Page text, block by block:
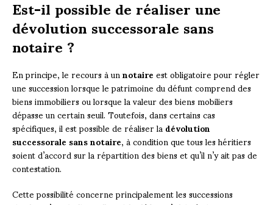
dévolution successorale sans
notaire ?
En principe, le recours à unnotaireest obligatoire pour régler
une succession lorsque le patrimoine du défunt comprend des
biens immobiliers ou lorsque la valeur des biens mobiliers
dépasse un certain seuil. Toutefois, dans certains cas
spécifiques, il est possible de réaliser ladévolution
successorale sans notaire, à condition que tous les héritiers
soient d’accord sur la répartition des biens et qu’il n’y ait pas de
contestation.
Cette possibilité concerne principalement les successions